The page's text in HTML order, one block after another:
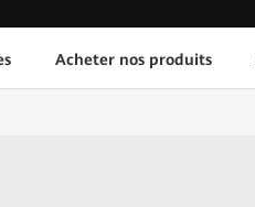
Acheter nos produits